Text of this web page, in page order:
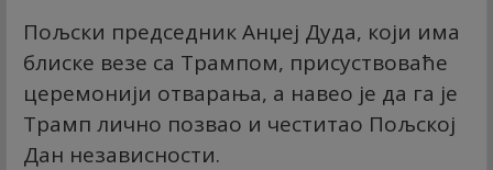
Пољски председник Анџеј Дуда, који има
блиске везе са Трампом, присуствоваће
церемонији отварања, а навео је да га је
Трамп лично позвао и честитао Пољској
Дан независности.